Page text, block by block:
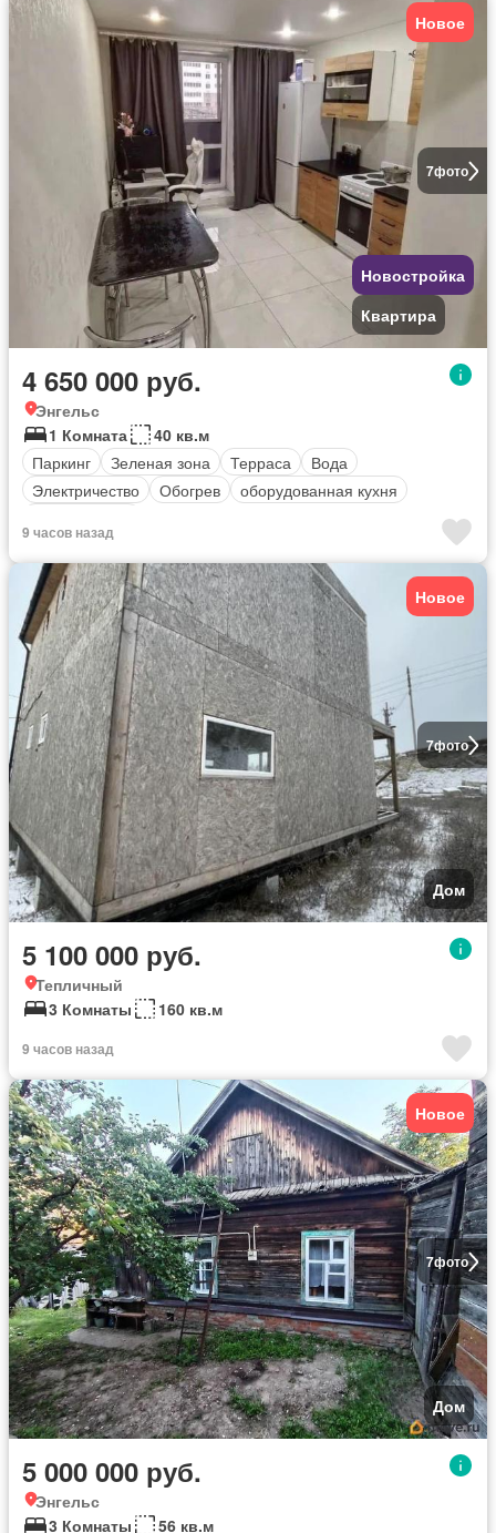
7фото
Новое
Новостройка
Квартира
4 650 000 руб.
Энгельс
1 Комната
40 кв.м
Паркинг
Зеленая зона Терраса
Вода
Электричество
Обогрев
оборудованная кухня
9 часов назад
7фото
Новое
Дом
5 100 000 руб.
Тепличный
3 Комнаты
160 кв.м
9 часов назад
7фото
Новое
Дом
5 000 000 руб.
Энгельс
3 Комнаты
56 кв.м